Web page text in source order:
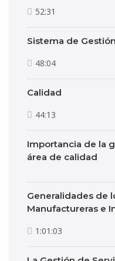
52:31
Sistema de
48:04
Calidad
44:13
Importancia de la
área de calidad
Generalidades de
Manufactureras e
1:01:03